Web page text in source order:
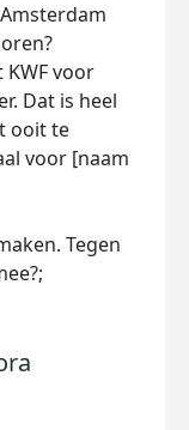
voor
Dat is heel
ooit te
voor [naam
Tegen